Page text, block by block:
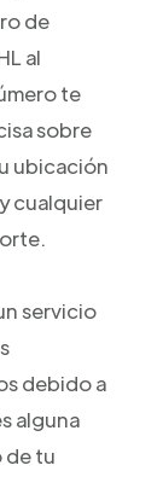
de
al
te
sobre
ubicación
cualquier
servicio
debido a
alguna
de tu